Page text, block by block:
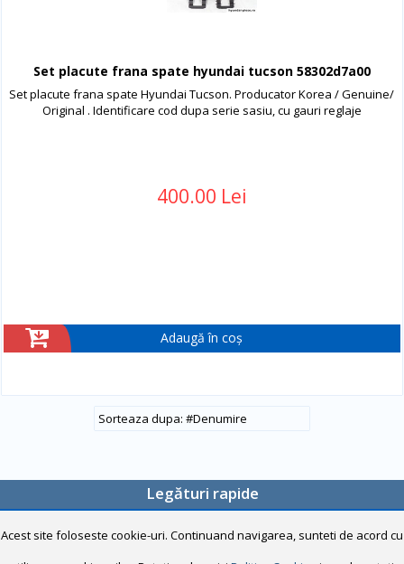
Set placute frana spate hyundai tucson 58302d7a00
Set placute frana spate Hyundai Tucson. Producator Korea / Genuine/
Original . Identificare cod dupa serie sasiu, cu gauri reglaje
400.00 Lei
Adaugă în coș
#Denumire
Legături rapide
Home
Despre noi
Acest site foloseste cookie-uri. Continuand navigarea, sunteti de acord cu